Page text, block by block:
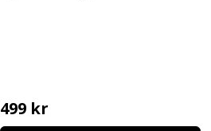
499 kr